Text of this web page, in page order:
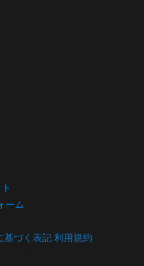
ーム
基づく表記利用規約